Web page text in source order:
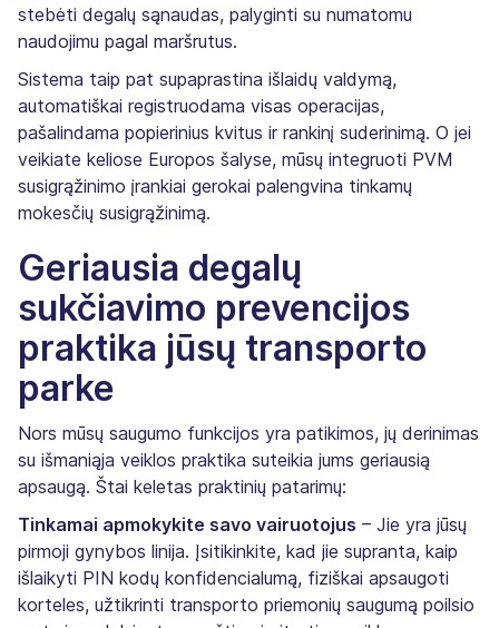
stebėti degalų sąnaudas, palyginti su numatomu
naudojimu pagal maršrutus.
Sistema taip pat supaprastina išlaidų valdymą,
automatiškai registruodama visas operacijas,
pašalindama popierinius kvitus ir rankinį suderinimą. O jei
veikiate keliose Europos šalyse, mūsų integruoti PVM
susigrąžinimo įrankiai gerokai palengvina tinkamų
mokesčių susigrąžinimą.
Geriausia degalų
sukčiavimo prevencijos
praktika jūsų transporto
parke
Nors mūsų saugumo funkcijos yra patikimos, jų derinimas
su išmaniąja veiklos praktika suteikia jums geriausią
apsaugą. Štai keletas praktinių patarimų:
Tinkamai apmokykite savo vairuotojus – Jie yra jūsų
pirmoji gynybos linija. Įsitikinkite, kad jie supranta, kaip
išlaikyti PIN kodų konfidencialumą, fiziškai apsaugoti
korteles, užtikrinti transporto priemonių saugumą poilsio